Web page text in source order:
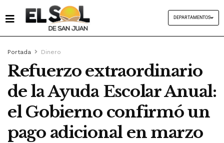
DEPARTAMENTOS
Portada Dinero
Refuerzo extraordinario
de la Ayuda Escolar Anual:
el Gobierno confirmó un
pago adicional en marzo